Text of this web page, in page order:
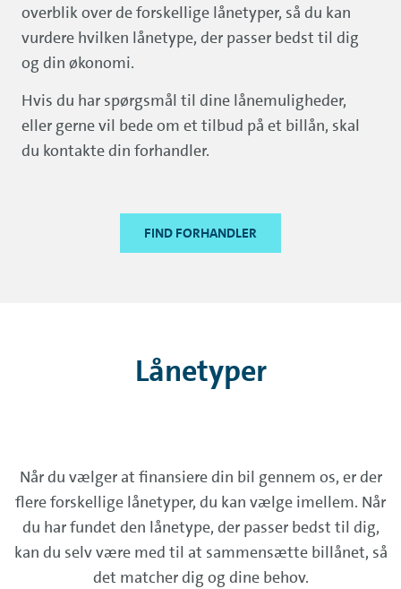
overblik over de forskellige lånetyper, så du kan
vurdere hvilken lånetype, der passer bedst til dig
og din økonomi.
Hvis du har spørgsmål til dine lånemuligheder,
eller gerne vil bede om et tilbud på et billån, skal
du kontakte din forhandler.
FIND FORHANDLER
Lånetyper
Når du vælger at finansiere din bil gennem os, er der
flere forskellige lånetyper, du kan vælge imellem. Når
du har fundet den lånetype, der passer bedst til dig,
kan du selv være med til at sammensætte billånet, så
det matcher dig og dine behov.